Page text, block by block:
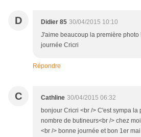
D Didier 85 30/04/2015 10:10
J'aime beaucoup la première photo
journée Cricri
Répondre
C Cathline 30/04/2015 06:32
bonjour Cricri <br /> C'est sympa la
nombre de butineurs<br /> chez
<br /> bonne journée et bon 1er